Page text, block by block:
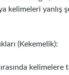
kelimeleri yanlış
(Kekemelik):
kelimelere